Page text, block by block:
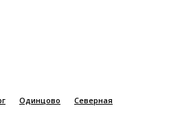
Одинцово Северная